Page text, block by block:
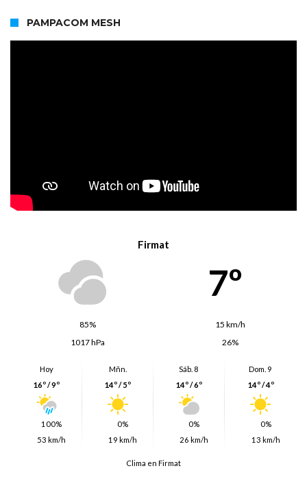
PAMPACOM MESH
Firmat
7º
85%
15 km/h
1017 hPa
26%
Hoy
16º / 9º
100%
53 km/h
Mñn.
14º / 5º
0%
19 km/h
Sáb. 8
14º / 6º
0%
26 km/h
Dom. 9
14º / 4º
0%
13 km/h
Clima en Firmat